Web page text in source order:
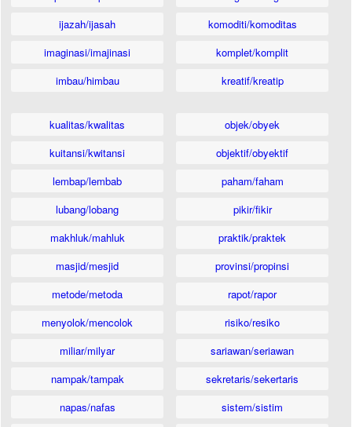
ijazah/ijasah
imaginasi/imajinasi
imbau/himbau
komoditi/komoditas
komplet/komplit
kreatif/kreatip
kualitas/kwalitas
kuitansi/kwitansi
lembap/lembab
lubang/lobang
makhluk/mahluk
masjid/mesjid
metode/metoda
menyolok/mencolok
miliar/milyar
nampak/tampak
napas/nafas
objek/obyek
objektif/obyektif
paham/faham
pikir/fikir
praktik/praktek
provinsi/propinsi
rapot/rapor
risiko/resiko
sariawan/seriawan
sekretaris/sekertaris
sistem/sistim